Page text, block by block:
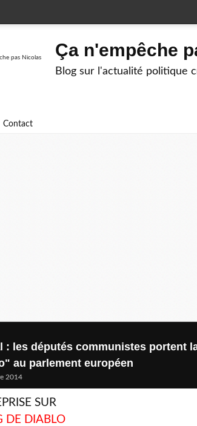
Ça n'empêche
Blog sur l'actualité politique
Contact
: les députés communistes portent
au parlement européen
2014
SUR
DE DIABLO